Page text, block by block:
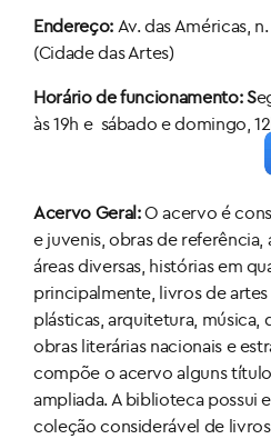
Endereço: Av. das Américas,
(Cidade das Artes)
Horário de funcionamento: S
às 19h e sábado e domingo,
Acervo Geral:O acervo é
e juvenis, obras de
áreas diversas, histórias em
principalmente, livros de
plásticas, arquitetura, música,
obras literárias nacionais e
compõe o acervo alguns
ampliada. A biblioteca possui
coleção considerável de